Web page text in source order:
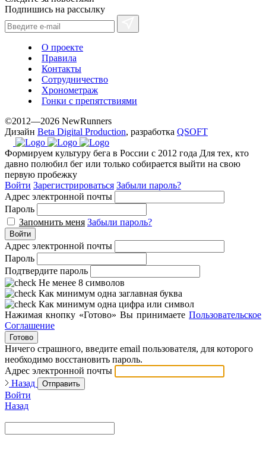
Подпишись на рассылку
О проекте
Правила
Контакты
Сотрудничество
Хронометраж
Гонки с препятствиями
©2012—2026 NewRunners
Дизайн Beta Digital Production, разработка QSOFT
Формируем культуру бега в России с 2012 года Для тех, кто
давно полюбил бег или только собирается выйти на свою
первую пробежку
Войти Зарегистрироваться Забыли пароль?
Адрес электронной почты
Пароль
Запомнить меня Забыли пароль?
Войти
Адрес электронной почты
Пароль
Подтвердите пароль
Не менее 8 символов
Как минимум одна заглавная буква
Как минимум одна цифра или символ
Нажимая кнопку «Готово» Вы принимаете Пользовательское
Соглашение
Готово
Ничего страшного, введите email пользователя, для которого
необходимо восстановить пароль.
Адрес электронной почты
Назад
Отправить
Войти
Назад